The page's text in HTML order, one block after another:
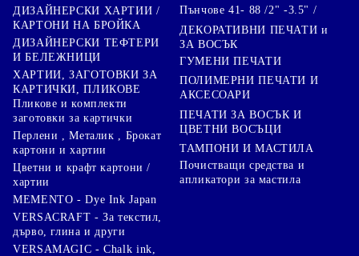
ДИЗАЙНЕРСКИ ХАРТИИ /
КАРТОНИ НА БРОЙКА
ДИЗАЙНЕРСКИ ТЕФТЕРИ
И БЕЛЕЖНИЦИ
ХАРТИИ, ЗАГОТОВКИ ЗА
КАРТИЧКИ, ПЛИКОВЕ
Пликове и комплекти
заготовки за картички
Перлени , Металик , Брокат
картони и хартии
Цветни и крафт картони /
хартии
Пънчове 41- 88 /2" -3.5" /
ДЕКОРАТИВНИ ПЕЧАТИ и
ЗА ВОСЪК
ГУМЕНИ ПЕЧАТИ
ПОЛИМЕРНИ ПЕЧАТИ И
АКСЕСОАРИ
ПЕЧАТИ ЗА ВОСЪК И
ЦВЕТНИ ВОСЪЦИ
ТАМПОНИ И МАСТИЛА
Почистващи средства и
апликатори за мастила
MEMENTO - Dye Ink Japan
VERSACRAFT - За текстил,
дърво, глина и други
VERSAMAGIC - Chalk ink,